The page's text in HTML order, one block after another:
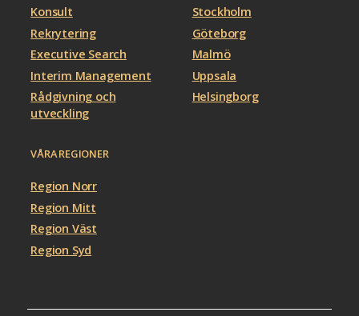
Konsult
Rekrytering
Executive Search
Interim Management
Rådgivning och
utveckling
Stockholm
Göteborg
Malmö
Uppsala
Helsingborg
VÅRA REGIONER
Region Norr
Region Mitt
Region Väst
Region Syd